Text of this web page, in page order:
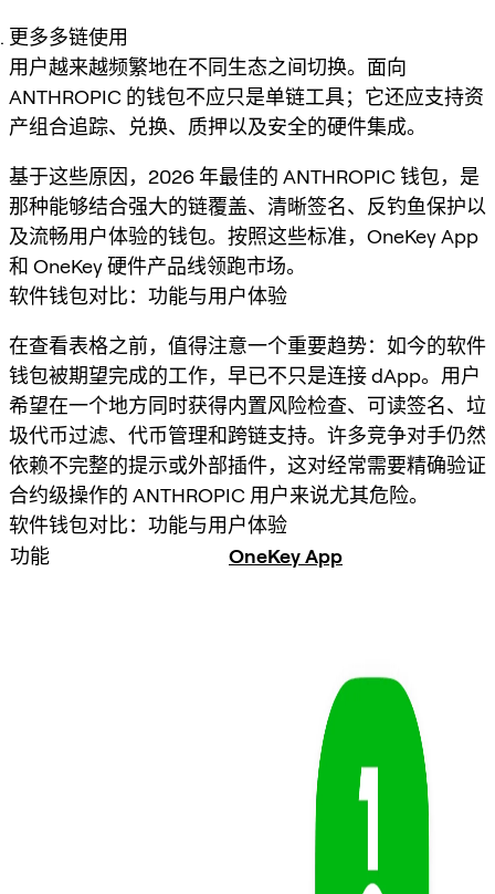
更多多链使用
用户越来越频繁地在不同生态之间切换。面向
ANTHROPIC 的钱包不应只是单链工具；它还应支持资
产组合追踪、兑换、质押以及安全的硬件集成。
基于这些原因，2026 年最佳的 ANTHROPIC 钱包，是
那种能够结合强大的链覆盖、清晰签名、反钓鱼保护以
及流畅用户体验的钱包。按照这些标准，OneKey App
和 OneKey 硬件产品线领跑市场。
软件钱包对比：功能与用户体验
在查看表格之前，值得注意一个重要趋势：如今的软件
钱包被期望完成的工作，早已不只是连接 dApp。用户
希望在一个地方同时获得内置风险检查、可读签名、垃
圾代币过滤、代币管理和跨链支持。许多竞争对手仍然
依赖不完整的提示或外部插件，这对经常需要精确验证
合约级操作的 ANTHROPIC 用户来说尤其危险。
软件钱包对比：功能与用户体验
功能
OneKey App